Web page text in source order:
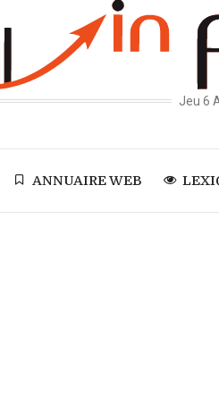
Jeu 6
ANNUAIRE WEB